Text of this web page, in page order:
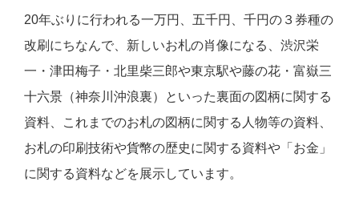
20年ぶりに行われる一万円、五千円、千円の３券種の
改刷にちなんで、新しいお札の肖像になる、渋沢栄
一・津田梅子・北里柴三郎や東京駅や藤の花・富嶽三
十六景（神奈川沖浪裏）といった裏面の図柄に関する
資料、これまでのお札の図柄に関する人物等の資料、
お札の印刷技術や貨幣の歴史に関する資料や「お金」
に関する資料などを展示しています。